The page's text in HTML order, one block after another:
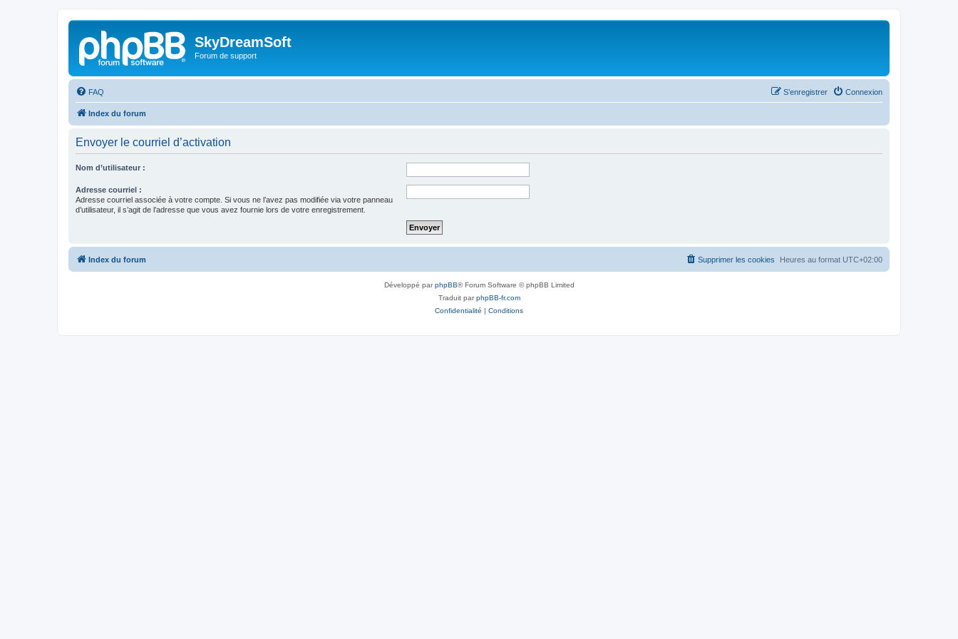
SkyDreamSoft
Forum de support
FAQ Connexion
S’enregistrer
Index du forum
Envoyer le courriel d’activation
Nom d’utilisateur :
Adresse courriel :
Adresse courriel associée à votre compte. Si vous ne l’avez pas modifiée via votre panneau
d’utilisateur, il s’agit de l’adresse que vous avez fournie lors de votre enregistrement.
Index du forum Heures au format UTC+02:00
Supprimer les cookies
Développé parphpBB® Forum Software © phpBB Limited
Traduit parphpBB-fr.com
Confidentialité | Conditions